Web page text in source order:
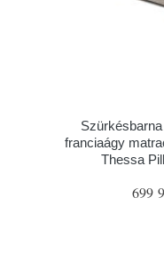
franciaágy
Thessa
699